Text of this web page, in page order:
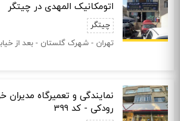
اتومکانیک المهدی در چیتگر
چیتگر
تهران - شهرک گلستان - بعد از
نمایندگی و تعمیرگاه مدیران
رودکی - کد 399